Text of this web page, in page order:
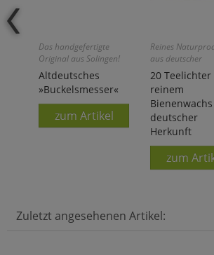
Das handgefertigte
Original aus Solingen!
Altdeutsches
»Buckelsmesser«
zum Artikel
Reines
aus deutscher
20 Teelichter
reinem
Bienenwachs
deutscher
Herkunft
zum
Zuletzt angesehenen Artikel: